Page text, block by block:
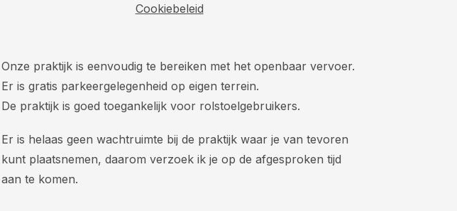
Cookiebeleid
Onze praktijk is eenvoudig te bereiken met het openbaar vervoer.
Er is gratis parkeergelegenheid op eigen terrein.
De praktijk is goed toegankelijk voor rolstoelgebruikers.
Er is helaas geen wachtruimte bij de praktijk waar je van tevoren
kunt plaatsnemen, daarom verzoek ik je op de afgesproken tijd
aan te komen.